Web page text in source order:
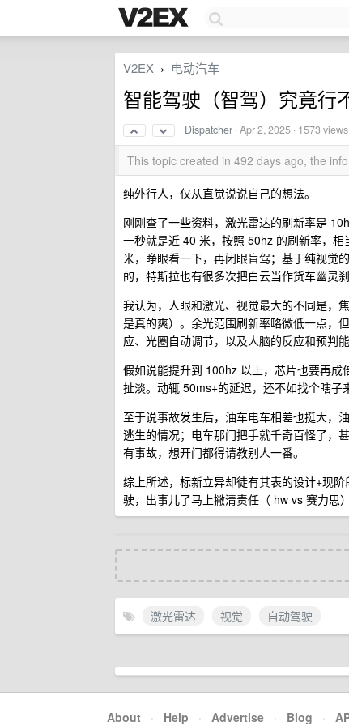
V2EX › 电动汽车
智能驾驶（智驾）究竟行
Dispatcher ·Apr 2, 2025 · 1573 views
This topic created in 492 days ago, the
纯外行人，仅从直觉说说自己的想法。
刚刚查了一些资料，激光雷达的刷新率是
一秒就是近 40 米，按照 50hz 的刷新率，
米，睁眼看一下，再闭眼盲驾；基于纯视觉
的，特斯拉也有很多次把白云当作货车幽灵
我认为，人眼和激光、视觉最大的不同是，
是真的爽）。余光范围刷新率略微低一点，
应、光圈自动调节，以及人脑的反应和预判能
假如说能提升到 100hz 以上，芯片也要再
扯淡。动辄 50ms+的延迟，还不如找个瞎子
至于说事故发生后，油车电车相差也挺大，
逃生的情况；电车那门把手就千奇百怪了，
有事故，想开门都得请教别人一番。
综上所述，标新立异却徒有其表的设计+现
驶，出事儿了马上撇清责任（ hw vs 赛力思）
激光雷达 视觉 自动驾驶
About · Help · Advertise · Blog ·